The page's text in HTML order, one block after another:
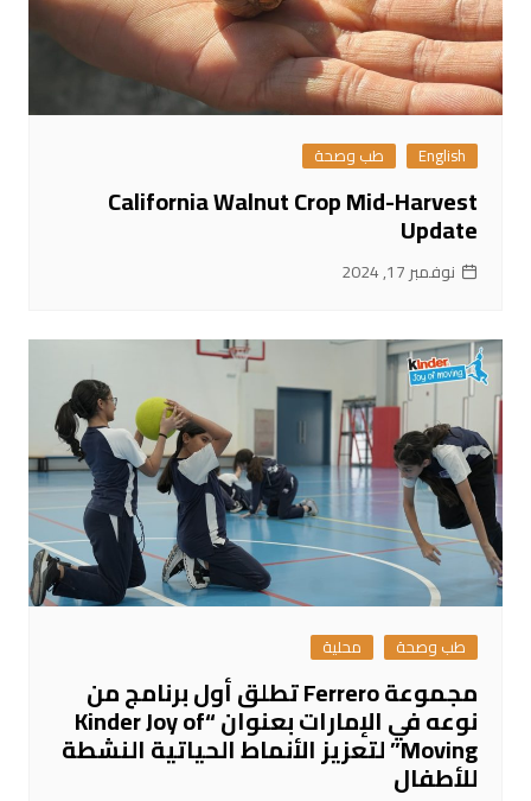
English طب وصحة
California Walnut Crop Mid-Harvest
Update
نوفمبر 17, 2024
طب وصحة محلية
مجموعة Ferrero تطلق أول برنامج من
نوعه في الإمارات بعنوان “Kinder Joy of
Moving” لتعزيز الأنماط الحياتية النشطة
للأطفال